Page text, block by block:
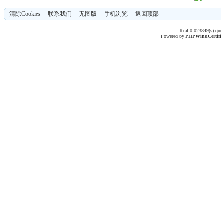
清除Cookies 联系我们 无图版 手机浏览 返回顶部
Total 0.023849(s)
Powered byPHPWind